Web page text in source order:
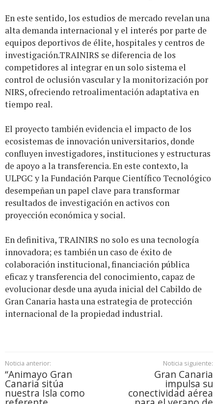
En este sentido, los estudios de mercado revelan una
alta demanda internacional y el interés por parte de
equipos deportivos de élite, hospitales y centros de
investigación.TRAINIRS se diferencia de los
competidores al integrar en un solo sistema el
control de oclusión vascular y la monitorización por
NIRS, ofreciendo retroalimentación adaptativa en
tiempo real.
El proyecto también evidencia el impacto de los
ecosistemas de innovación universitarios, donde
confluyen investigadores, instituciones y estructuras
de apoyo a la transferencia. En este contexto, la
ULPGC y la Fundación Parque Científico Tecnológico
desempeñan un papel clave para transformar
resultados de investigación en activos con
proyección económica y social.
En definitiva, TRAINIRS no solo es una tecnología
innovadora; es también un caso de éxito de
colaboración institucional, financiación pública
eficaz y transferencia del conocimiento, capaz de
evolucionar desde una ayuda inicial del Cabildo de
Gran Canaria hasta una estrategia de protección
internacional de la propiedad industrial.
Noticia anterior:
“Animayo Gran
Canaria sitúa
nuestra Isla como
Noticia siguiente:
Gran Canaria
impulsa su
conectividad aérea